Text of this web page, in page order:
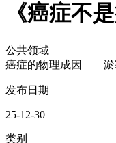
《癌症不
公共领域
癌症的物理成因——淤
发布日期
25-12-30
类别